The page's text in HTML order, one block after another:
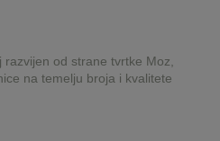
razvijen od strane tvrtke Moz,
na temelju broja i kvalitete